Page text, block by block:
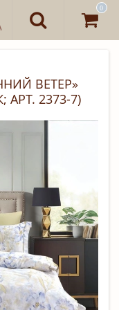
0
ВЕТЕР»
АРТ. 2373-7)